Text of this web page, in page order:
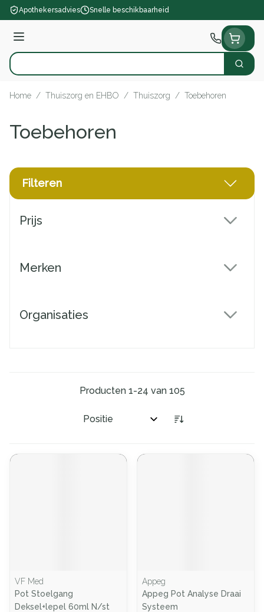
Ga naar de inhoud
Apothekersadvies Snelle beschikbaarheid
Menu
Product, merk, categorie... Zoek
Home / Thuiszorg en EHBO / Thuiszorg / Toebehoren
Toebehoren
Filteren
Prijs
Merken
Organisaties
Producten 1-24 van 105
Sorteer op:
VF Med
Pot Stoelgang
Deksel+lepel 60ml N/st
Appeg
Appeg Pot Analyse Draai
Systeem